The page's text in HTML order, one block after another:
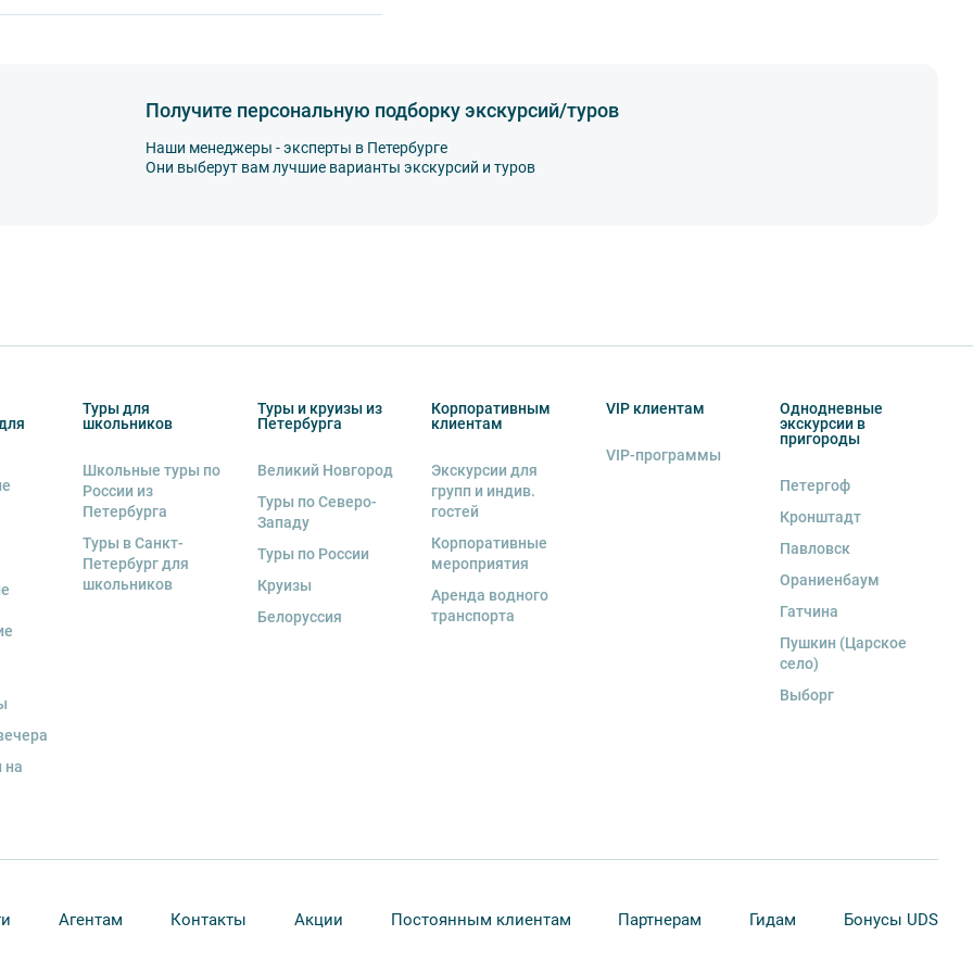
ответственность за неё несёт
экскурсии несёт взрослый
ливнями, наводнениями,
клиенту в полном объеме.
аудиооборудование. Ответственность за
программы возлагается на
обязан возместить полную
изменения, так как некоторые
объекта.
Получите персональную подборку экскурсий/туров
Наши менеджеры - эксперты в Петербурге
Они выберут вам лучшие варианты экскурсий и туров
на
Туры для
школьников
Школьные туры по
России из
Петербурга
Туры в Санкт-
Петербург для
школьников
Туры и круизы из
Петербурга
Великий Новгород
Туры по Северо-
Западу
Туры по России
Круизы
Белоруссия
Корпоративным
клиентам
Экскурсии для
групп и индив.
гостей
Корпоративные
мероприятия
Аренда водного
транспорта
VIP клиентам
VIP-программы
Однодневные
экскурсии в
пригороды
Петергоф
Кронштадт
Павловск
Ораниенбаум
Гатчина
Пушкин (Царское
село)
Выборг
Агентам Контакты Акции Постоянным клиентам Партнерам Гидам Бонусы UDS